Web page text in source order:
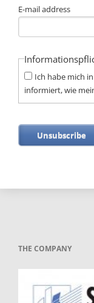
E-mail address
Pflichtfeld
Ich habe mich
informiert, wie
Unsubscribe
THE COMPANY